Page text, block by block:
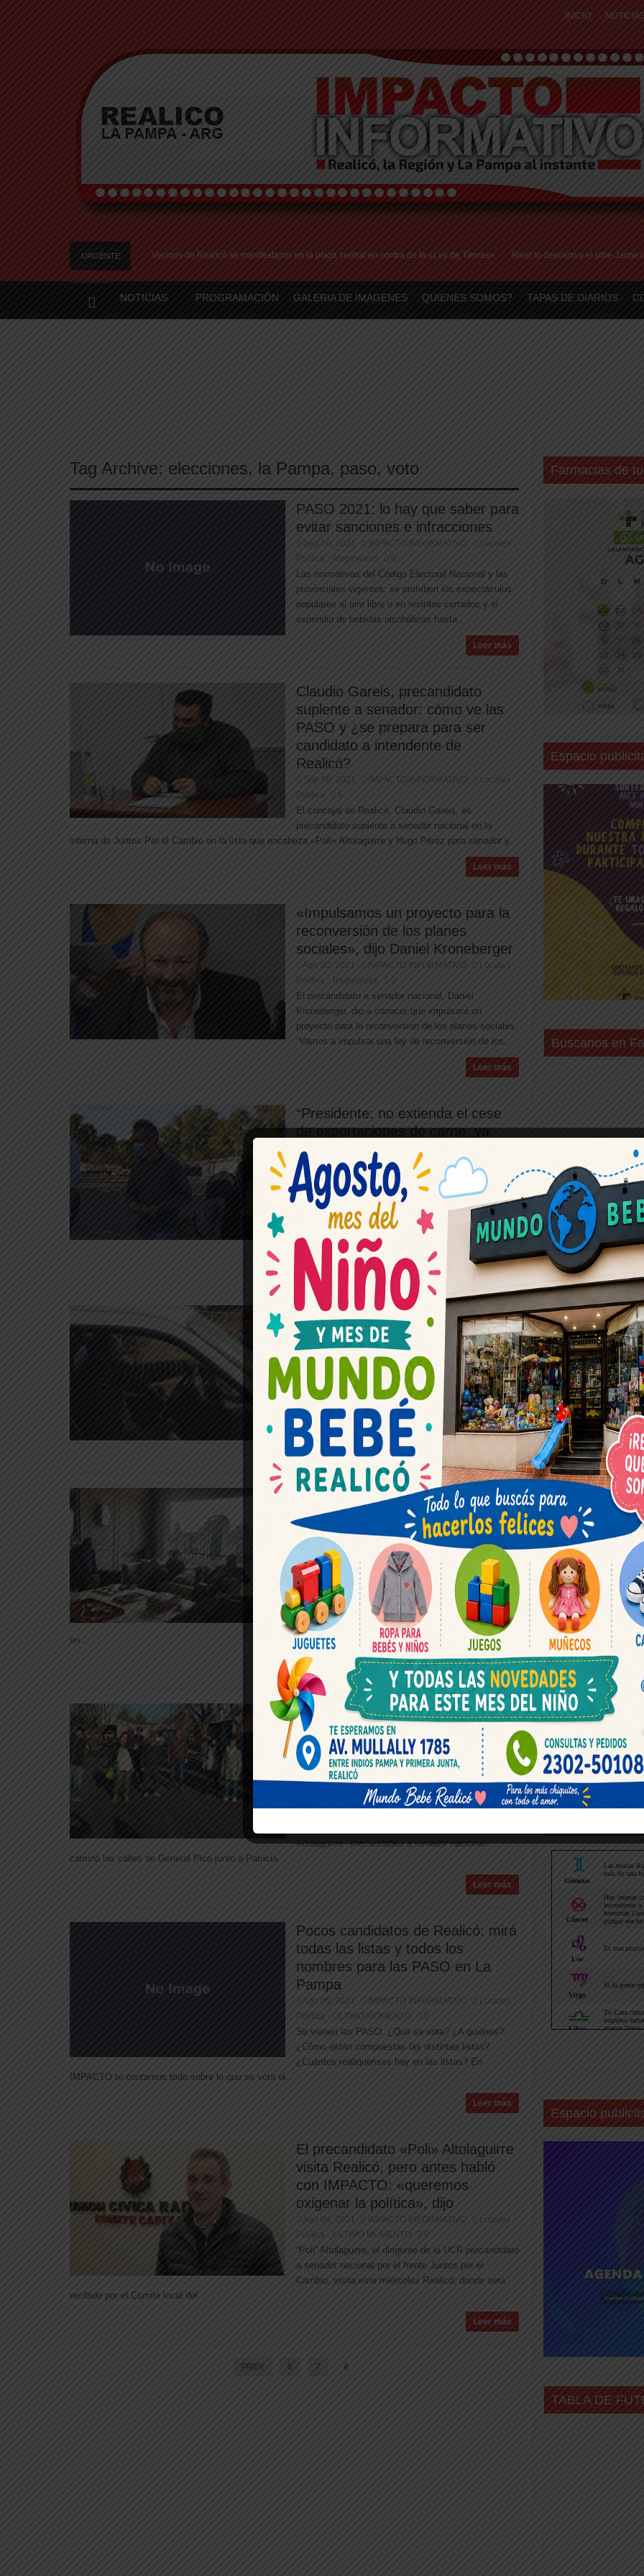
INICIO
URGENTE
en el Relleno Sanitario Vecinos de Realicó se manifestaron en la plaza central en contra de la «Ley de Tierras» River lo descartó y el pibe Jaime brilla en
NOTICIAS PROGRAMACIÓN GALERIA DE IMAGENES QUIENES SOMOS? TAPAS DE DIARIOS
Tag Archive: elecciones, la Pampa, paso, voto
PASO 2021: lo hay que saber para
evitar sanciones e infracciones
Sep 10, 2021 IMPACTO INFORMATIVO Locales
Politica Regionales 0
Las normativas del Código Electoral Nacional y las
provinciales vigentes: se prohíben los espectáculos
populares al aire libre o en recintos cerrados y el
expendio de bebidas alcohólicas hasta...
Leer más
Claudio Gareis, precandidato
suplente a senador: cómo ve las
PASO y ¿se prepara para ser
candidato a intendente de
Realicó?
Sep 08, 2021 IMPACTO INFORMATIVO Locales
Politica 0
El concejal de Realicó, Claudio Gareis, es
precandidato suplente a senador nacional en la
interna de Juntos Por el Cambio en la lista que encabeza «Poli» Altolaguirre y Hugo Pérez para senador y...
Leer más
«Impulsamos un proyecto para la
reconversión de los planes
sociales», dijo Daniel Kroneberger
Ago 30, 2021 IMPACTO INFORMATIVO Locales
Politica Regionales 0
El precandidato a senador nacional, Daniel
Kroneberger, dio a conocer que impulsará un
proyecto para la reconversión de los planes sociales.
“Vamos a impulsar una ley de reconversión de los...
Leer más
“Presidente: no extienda el cese
de exportaciones de carne, ya
fracasó” dijo Altolaguirre
Ago 30, 2021 IMPACTO INFORMATIVO Locales
Politica ,Regionales 0
El precandidato a senador por la Lista «502 A»
sostuvo que la medida “ha generado más problemas
que soluciones» y que «introdujo o profundizó
nuevas complicaciones para frigoríficos y...
Leer más
Poli Altolaguirre en nueva recorrida
por Santa Rosa
Ago 24, 2021 IMPACTO INFORMATIVO Politica ,
Regionales
El precandidato a senador nacional Hipólito “Poli”
Altolaguirre continúa sus recorridas en el marco de la
campaña de cara a las Primarias Abiertas,
Simultáneas y Obligatorias del próximo 12...
Daniel Kroneberger y Martín
Maquieyra y su «educación para el
trabajo»
Ago 18, 2021 IMPACTO INFORMATIVO Politica ,
Regionales
El pre candidato a Senador Nacional, por Juntos Por
El Cambio, Daniel Kroneberger, y a diputado
nacional, Martín Maquieyra sostuvieron que la
agenda de futuro que se debe abordar, pone el eje,
en...
Leer más
Patricia Testa se sumó a la
campaña de Poli Altolaguirre:
“Sumar a Patricia Testa es un
orgullo»
Ago 17, 2021 IMPACTO INFORMATIVO Politica ,
Altolaguirre –precandidato a senador nacional-
caminó las calles de General Pico junto a Patricia...
Leer más
Pocos candidatos de Realicó: mirá
todas las listas y todos los
nombres para las PASO en La
Pampa
Ago 05, 2021 IMPACTO INFORMATIVO Locales
Politica ULTIMO MOMENTO 0
Se vienen las PASO. ¿Qué se vota? ¿A quiénes?
¿Cómo están compuestas las distintas listas?
¿Cuántos realiquenses hay en las listas? En
IMPACTO te contamos todo sobre lo que se vota el...
Leer más
El precandidato «Poli» Altolaguirre
visita Realicó, pero antes habló
con IMPACTO: «queremos
oxigenar la política», dijo
Ago 04, 2021 IMPACTO INFORMATIVO Locales
Politica ULTIMO MOMENTO 0
“Poli” Altolaguirre, el dirigente de la UCR precandidato
a senador nacional por el frente Juntos por el
Cambio, visita este miércoles Realicó, donde será
recibido por el Comité local del...
Leer más
PREV 6 7 8
Farmacias de
Espacio
Buscanos en
Espacio
Espacio
TABLA DE